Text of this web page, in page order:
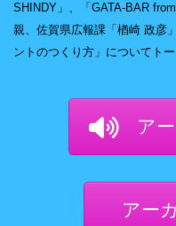
SHINDY」、「GATA-BAR
親、佐賀県広報課「楢崎 政彦
ントのつくり方」についてトー
ア
アー